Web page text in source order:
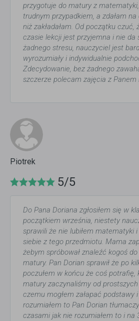
przygotuje do matury z
trudnym przypadkiem, a zdałam
niż zakładałam. Od początku
czasie lekcji jest przyjemna i nie da
żadnego stresu, nauczyciel jest
wyrozumiały i indywidualnie
Zdecydowanie, bez żadnego
szczerze polecam zajęcia z Panem
Piotrek
5/5
Do Pana Doriana zgłosiłem się w
początkiem września, niestety
sprawili że nie lubiłem matematyki
siebie z tego przedmiotu. Mama
żebym spróbował znaleźć kogoś
matury. Pan Dorian sprawił że po
poczułem w końcu że coś potrafię,
matury zaczynaliśmy od
czemu mogłem załapać podstawy
rozumiałem to Pan Dorian
czasami jak nie rozumiałem to i na